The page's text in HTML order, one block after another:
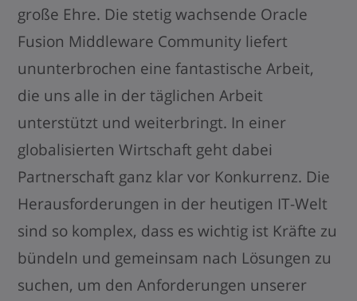
große Ehre. Die stetig wachsende Oracle
Fusion Middleware Community liefert
ununterbrochen eine fantastische Arbeit,
die uns alle in der täglichen Arbeit
unterstützt und weiterbringt. In einer
globalisierten Wirtschaft geht dabei
Partnerschaft ganz klar vor Konkurrenz. Die
Herausforderungen in der heutigen IT-Welt
sind so komplex, dass es wichtig ist Kräfte zu
bündeln und gemeinsam nach Lösungen zu
suchen, um den Anforderungen unserer